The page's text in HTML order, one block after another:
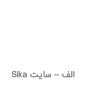
الف – سايتSika